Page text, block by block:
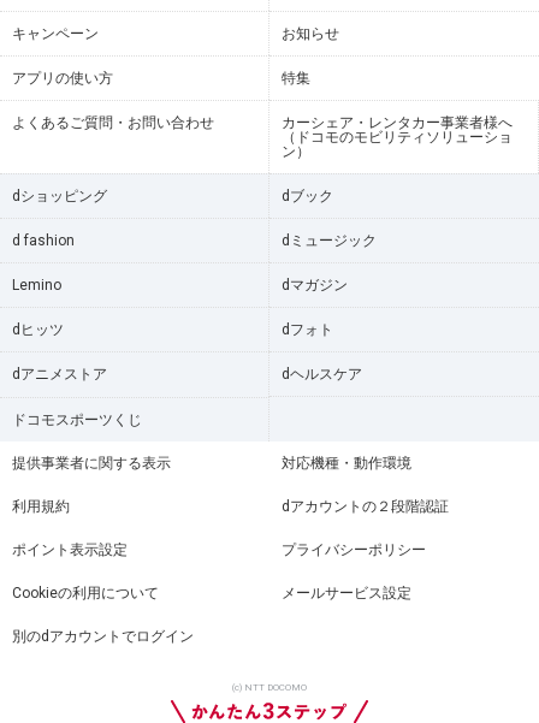
キャンペーン お知らせ
アプリの使い方 特集
よくあるご質問・お問い合わせ
カーシェア・レンタカー事業者様へ
（ドコモのモビリティソリューショ
ン）
dショッピング dブック
d fashion dミュージック
Lemino dマガジン
dヒッツ dフォト
dアニメストア dヘルスケア
ドコモスポーツくじ
提供事業者に関する表示 対応機種・動作環境
利用規約 dアカウントの２段階認証
ポイント表示設定 プライバシーポリシー
Cookieの利用について メールサービス設定
別のdアカウントでログイン
(c) NTT DOCOMO